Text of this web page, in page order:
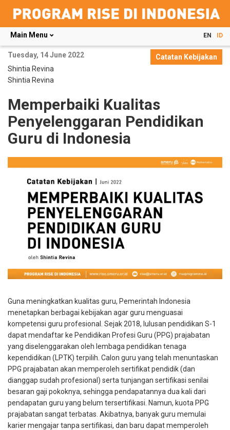
Skip
main
content
Main Menu EN ID
Catatan Kebijakan
Tuesday, 14 June 2022
Shintia Revina
Shintia Revina
Memperbaiki Kualitas
Penyelenggaran Pendidikan
Guru di Indonesia
Guna meningkatkan kualitas guru, Pemerintah Indonesia
menetapkan berbagai kebijakan agar guru menguasai
kompetensi guru profesional. Sejak 2018, lulusan pendidikan S-1
dapat mendaftar ke Pendidikan Profesi Guru (PPG) prajabatan
yang diselenggarakan oleh lembaga pendidikan tenaga
kependidikan (LPTK) terpilih. Calon guru yang telah menuntaskan
PPG prajabatan akan memperoleh sertifikat pendidik (dan
dianggap sudah profesional) serta tunjangan sertifikasi senilai
besaran gaji pokoknya, sehingga pendapatannya dua kali dari
pendapatan guru yang belum tersertifikasi. Namun, kuota PPG
prajabatan sangat terbatas. Akibatnya, banyak guru memulai
karier mengajar tanpa sertifikasi, dan baru dapat memperoleh